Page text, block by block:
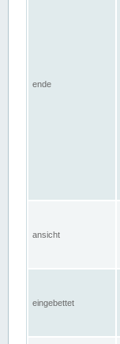
ende
ansicht
eingebettet